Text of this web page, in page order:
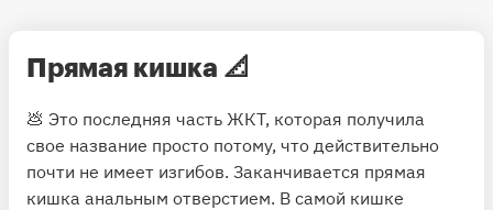
Прямая кишка 📐
💩 Это последняя часть ЖКТ, которая получила
свое название просто потому, что действительно
почти не имеет изгибов. Заканчивается прямая
кишка анальным отверстием. В самой кишке